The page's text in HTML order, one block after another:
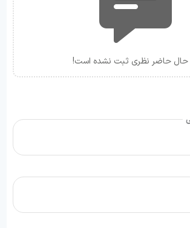
حال حاضر نظری ثبت نشده است!